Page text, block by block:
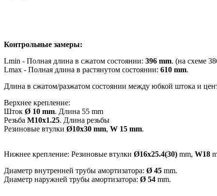
Контрольные замеры:
Lmin - Полная длина в сжатом состоянии: 396 mm. (на схеме
Lmax - Полная длина в растянутом состоянии: 610 mm.
Длина в сжатом/разжатом состоянии между юбкой штока и
Верхнее крепление:
Шток Ø 10 mm. Длина 55 mm
Резьба M10x1.25. Длина резьбы
Резиновые втулки Ø10x30 mm, W 15 mm.
Нижнее крепление: Резиновые втулки Ø16x25.4(30) mm, W18
Диаметр внутренней трубы амортизатора: Ø 45 mm.
Диаметр наружней трубы амортизатора: Ø 54 mm.